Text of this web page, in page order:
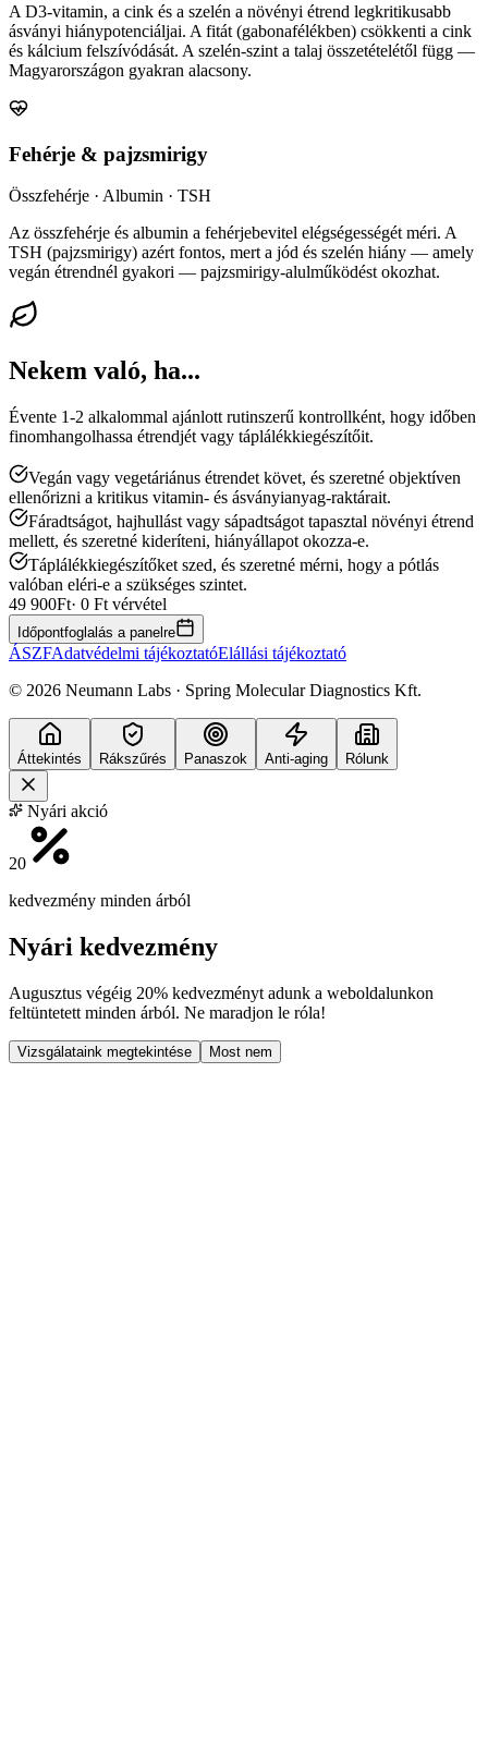
A D3-vitamin, a cink és a szelén a növényi étrend legkritikusabb
ásványi hiánypotenciáljai. A fitát (gabonafélékben) csökkenti a cink
és kálcium felszívódását. A szelén-szint a talaj összetételétől függ —
Magyarországon gyakran alacsony.
Fehérje & pajzsmirigy
Összfehérje · Albumin · TSH
Az összfehérje és albumin a fehérjebevitel elégségességét méri. A
TSH (pajzsmirigy) azért fontos, mert a jód és szelén hiány — amely
vegán étrendnél gyakori — pajzsmirigy-alulműködést okozhat.
Nekem való, ha...
Évente 1-2 alkalommal ajánlott rutinszerű kontrollként, hogy időben
finomhangolhassa étrendjét vagy táplálékkiegészítőit.
Vegán vagy vegetáriánus étrendet követ, és szeretné objektíven
ellenőrizni a kritikus vitamin- és ásványianyag-raktárait.
Fáradtságot, hajhullást vagy sápadtságot tapasztal növényi étrend
mellett, és szeretné kideríteni, hiányállapot okozza-e.
Táplálékkiegészítőket szed, és szeretné mérni, hogy a pótlás
valóban eléri-e a szükséges szintet.
49 900Ft· 0 Ft vérvétel
Időpontfoglalás a panelre
ÁSZFAdatvédelmi tájékoztatóElállási tájékoztató
© 2026 Neumann Labs · Spring Molecular Diagnostics Kft.
Áttekintés Rákszűrés Panaszok Anti-aging Rólunk
Nyári akció
20
kedvezmény minden árból
Nyári kedvezmény
Augusztus végéig 20% kedvezményt adunk a weboldalunkon
feltüntetett minden árból. Ne maradjon le róla!
Vizsgálataink megtekintése Most nem